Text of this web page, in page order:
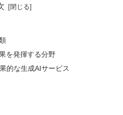
を発揮する分野
的な生成AIサービス